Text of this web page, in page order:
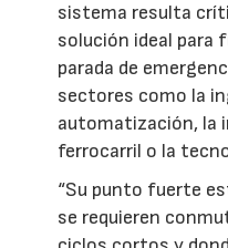
sistema resulta
solución ideal para
parada de
sectores como la
automatización, la
ferrocarril o la
“Su punto fuerte
se requieren